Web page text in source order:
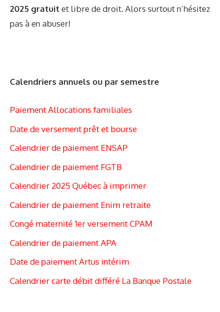
2025 gratuit et libre de droit. Alors surtout n’hésitez
pas à en abuser!
Calendriers annuels ou par semestre
Paiement Allocations familiales
Date de versement prêt et bourse
Calendrier de paiement ENSAP
Calendrier de paiement FGTB
Calendrier 2025 Québec à imprimer
Calendrier de paiement Enim retraite
Congé maternité 1er versement CPAM
Calendrier de paiement APA
Date de paiement Artus intérim
Calendrier carte débit différé La Banque Postale